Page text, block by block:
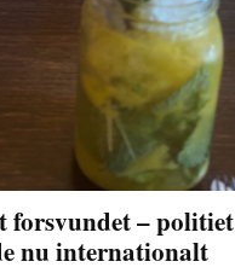
forsvundet – politiet
nu internationalt